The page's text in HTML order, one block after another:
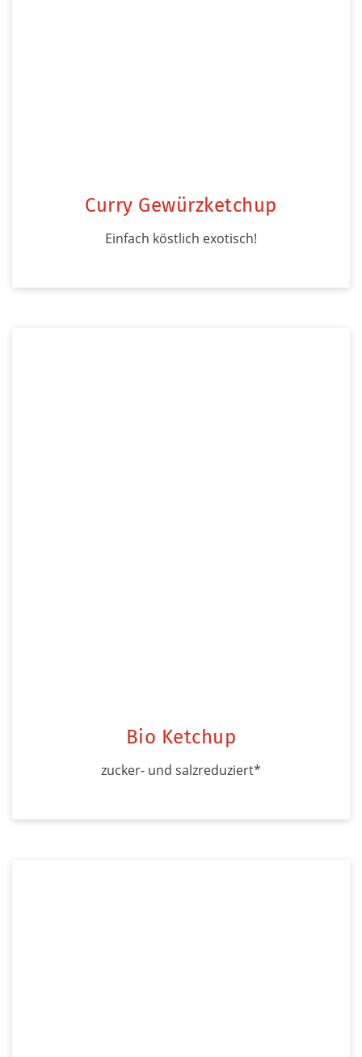
Curry Gewürzketchup
Einfach köstlich exotisch!
Bio Ketchup
zucker- und salzreduziert*